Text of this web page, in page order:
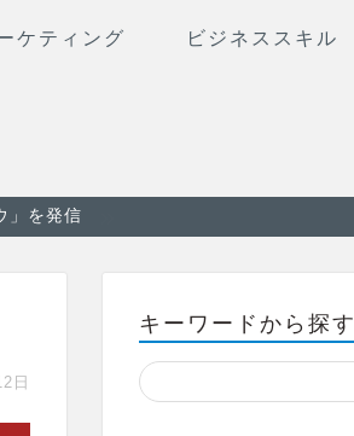
ケティング ビジネススキル
」を発信
日
キーワードから探す